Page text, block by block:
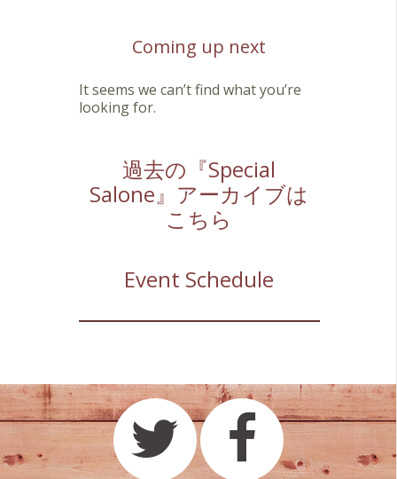
Coming up next
It seems we can’t find what you’re
looking for.
過去の『Special
Salone』アーカイブは
こちら
Event Schedule